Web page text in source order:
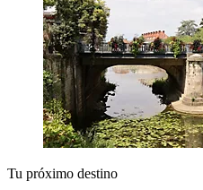
Tu próximo destino